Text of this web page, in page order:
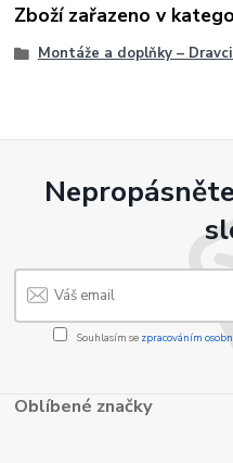
Zboží zařazeno v
Montáže a doplňky –
Souhlasím se zpracováním
Oblíbené značky